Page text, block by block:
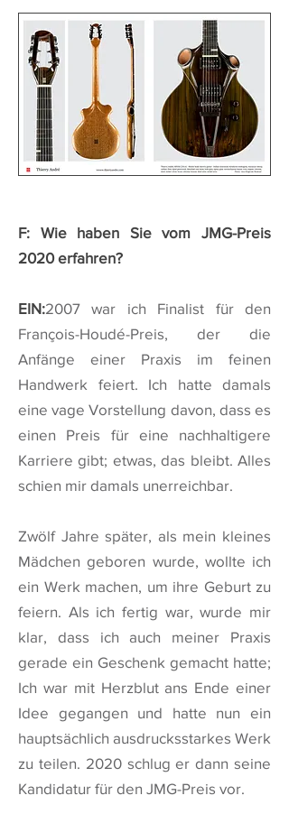
F: Wie haben Sie vom JMG-Preis
2020 erfahren?
EIN:2007 war ich Finalist für den
François-Houdé-Preis, der die
Anfänge einer Praxis im feinen
Handwerk feiert. Ich hatte damals
eine vage Vorstellung davon, dass es
einen Preis für eine nachhaltigere
Karriere gibt; etwas, das bleibt. Alles
schien mir damals unerreichbar.
Zwölf Jahre später, als mein kleines
Mädchen geboren wurde, wollte ich
ein Werk machen, um ihre Geburt zu
feiern. Als ich fertig war, wurde mir
klar, dass ich auch meiner Praxis
gerade ein Geschenk gemacht hatte;
Ich war mit Herzblut ans Ende einer
Idee gegangen und hatte nun ein
hauptsächlich ausdrucksstarkes Werk
zu teilen. 2020 schlug er dann seine
Kandidatur für den JMG-Preis vor.